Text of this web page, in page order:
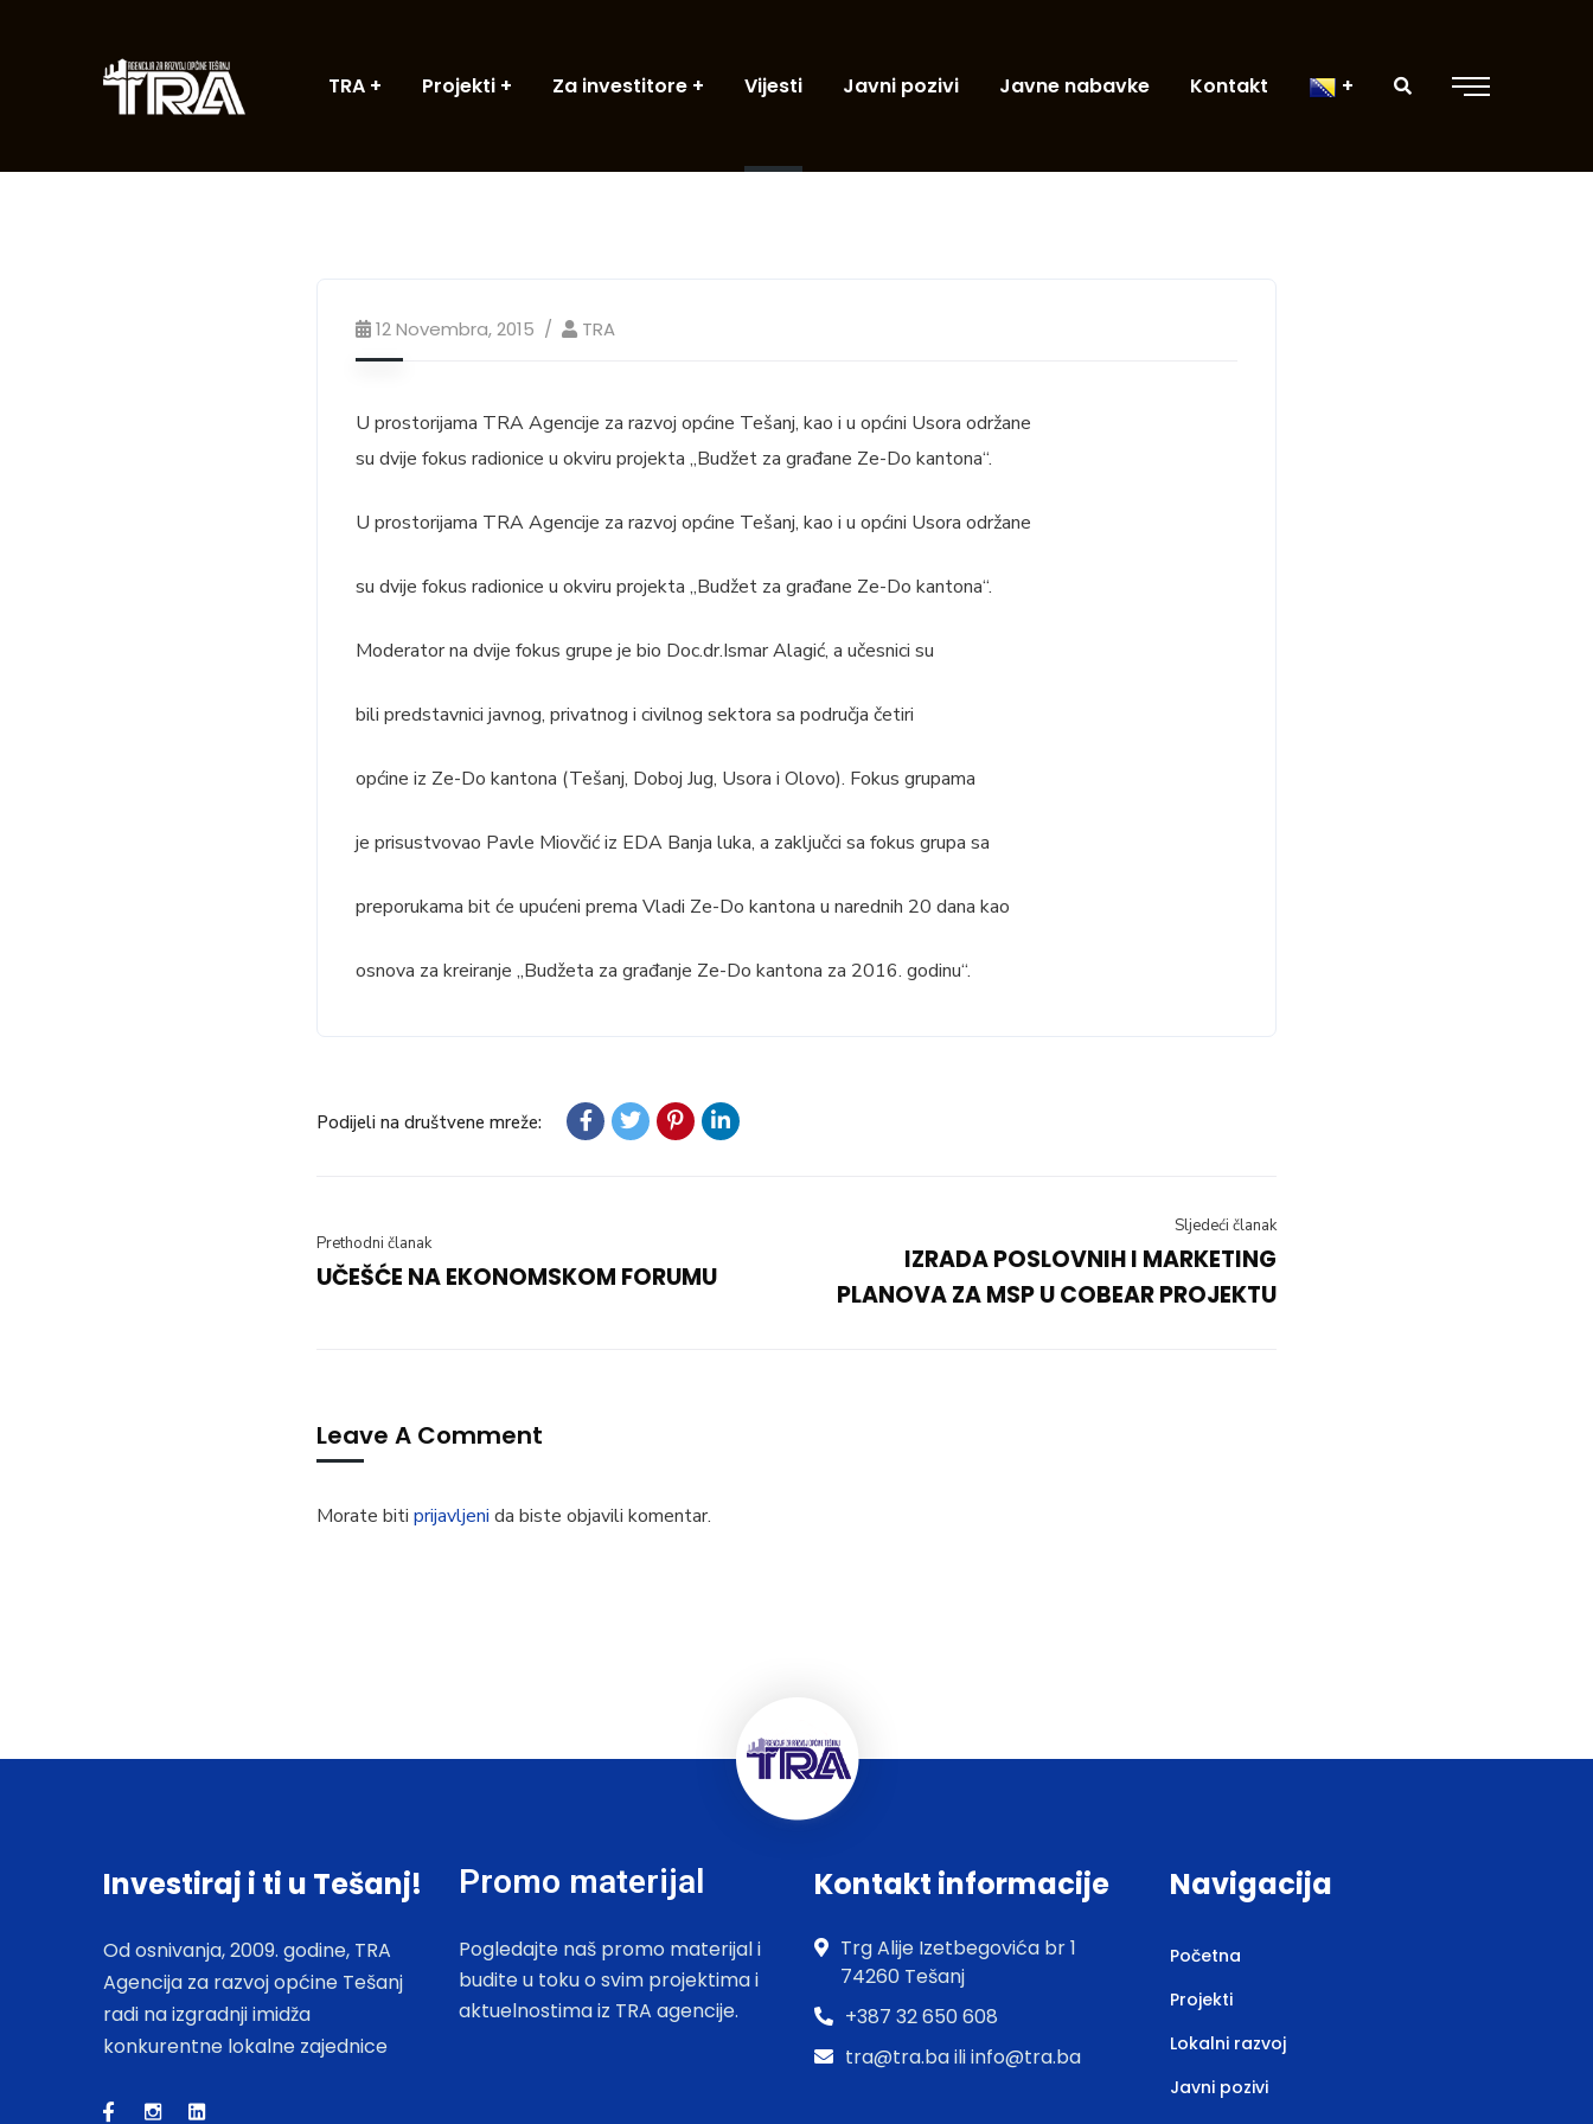
TRA Projekti Za investitore Vijesti Javni pozivi Javne nabavke Kontakt
12 Novembra, 2015 TRA
U prostorijama TRA Agencije za razvoj općine Tešanj, kao i u općini Usora održane
su dvije fokus radionice u okviru projekta „Budžet za građane Ze-Do kantona“.
U prostorijama TRA Agencije za razvoj općine Tešanj, kao i u općini Usora održane
su dvije fokus radionice u okviru projekta „Budžet za građane Ze-Do kantona“.
Moderator na dvije fokus grupe je bio Doc.dr.Ismar Alagić, a učesnici su
bili predstavnici javnog, privatnog i civilnog sektora sa područja četiri
općine iz Ze-Do kantona (Tešanj, Doboj Jug, Usora i Olovo). Fokus grupama
je prisustvovao Pavle Miovčić iz EDA Banja luka, a zaključci sa fokus grupa sa
preporukama bit će upućeni prema Vladi Ze-Do kantona u narednih 20 dana kao
osnova za kreiranje „Budžeta za građanje Ze-Do kantona za 2016. godinu“.
Podijeli na društvene mreže:
Prethodni članak
UČEŠĆE NA EKONOMSKOM FORUMU
Sljedeći članak
IZRADA POSLOVNIH I MARKETING
PLANOVA ZA MSP U COBEAR PROJEKTU
Leave A Comment
Morate biti prijavljeni da biste objavili komentar.
Investiraj i ti u Tešanj!
Od osnivanja, 2009. godine, TRA
Agencija za razvoj općine Tešanj
radi na izgradnji imidža
konkurentne lokalne zajednice
Promo materijal
Pogledajte naš promo materijal i
budite u toku o svim projektima i
aktuelnostima iz TRA agencije.
Kontakt informacije
Trg Alije Izetbegovića br 1
74260 Tešanj
+387 32 650 608
tra@tra.ba ili info@tra.ba
Navigacija
Početna
Projekti
Lokalni razvoj
Javni pozivi